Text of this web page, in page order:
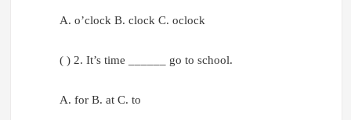
A. o’clock B. clock C. oclock
( ) 2. It’s time ______ go to school.
A. for B. at C. to